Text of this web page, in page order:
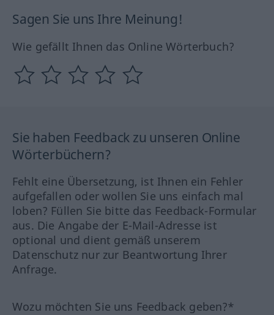
Sagen Sie uns Ihre Meinung!
Wie gefällt Ihnen das Online Wörterbuch?
Sie haben Feedback zu unseren Online
Wörterbüchern?
Fehlt eine Übersetzung, ist Ihnen ein Fehler
aufgefallen oder wollen Sie uns einfach mal
loben? Füllen Sie bitte das Feedback-Formular
aus. Die Angabe der E-Mail-Adresse ist
optional und dient gemäß unserem
Datenschutz nur zur Beantwortung Ihrer
Anfrage.
Wozu möchten Sie uns Feedback geben?*